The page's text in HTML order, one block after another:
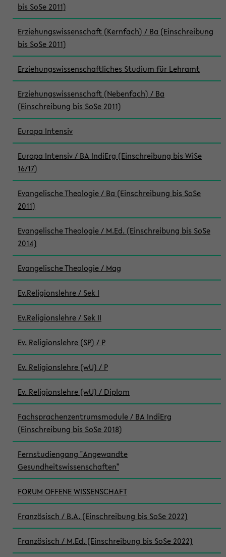
bis SoSe 2011)
Erziehungswissenschaft (Kernfach) / Ba (Einschreibung
bis SoSe 2011)
Erziehungswissenschaftliches Studium für Lehramt
Erziehungswissenschaft (Nebenfach) / Ba
(Einschreibung bis SoSe 2011)
Europa Intensiv
Europa Intensiv / BA IndiErg (Einschreibung bis WiSe
16/17)
Evangelische Theologie / Ba (Einschreibung bis SoSe
2011)
Evangelische Theologie / M.Ed. (Einschreibung bis SoSe
2014)
Evangelische Theologie / Mag
Ev.Religionslehre / Sek I
Ev.Religionslehre / Sek II
Ev. Religionslehre (SP) / P
Ev. Religionslehre (wU) / P
Ev. Religionslehre (wU) / Diplom
Fachsprachenzentrumsmodule / BA IndiErg
(Einschreibung bis SoSe 2018)
Fernstudiengang "Angewandte
Gesundheitswissenschaften"
FORUM OFFENE WISSENSCHAFT
Französisch / B.A. (Einschreibung bis SoSe 2022)
Französisch / M.Ed. (Einschreibung bis SoSe 2022)